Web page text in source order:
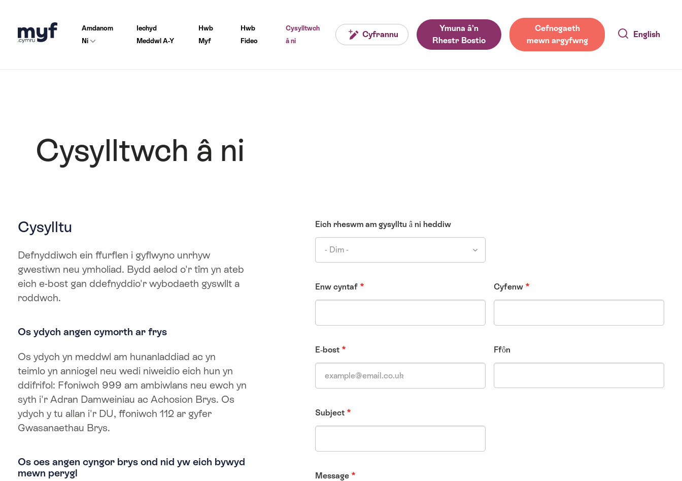
Amdanom
Ni
Iechyd
Meddwl A-Y
Hwb
Myf
Hwb
Fideo
Cysylltwch
â ni
Cyfrannu
Ymuna â’n
Rhestr Bostio
Cefnogaeth
mewn argyfwng
English
Cysylltwch â ni
Cysylltu
Defnyddiwch ein ffurflen i gyflwyno unrhyw
gwestiwn neu ymholiad. Bydd aelod o'r tîm yn ateb
eich e-bost gan ddefnyddio'r wybodaeth gyswllt a
roddwch.
Os ydych angen cymorth ar frys
Os ydych yn meddwl am hunanladdiad ac yn
teimlo yn anniogel neu wedi niweidio eich hun yn
ddifrifol: Ffoniwch 999 am ambiwlans neu ewch yn
syth i'r Adran Damweiniau ac Achosion Brys. Os
ydych y tu allan i'r DU, ffoniwch 112 ar gyfer
Gwasanaethau Brys.
Os oes angen cyngor brys ond nid yw eich bywyd
mewn perygl
Eich rheswm am gysylltu â ni heddiw
Enw cyntaf Cyfenw
E-bost Ffôn
Subject
Message